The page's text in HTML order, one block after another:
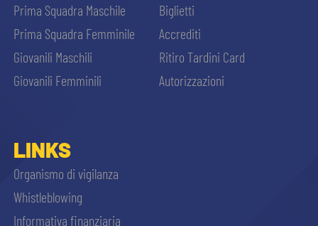
Prima Squadra Maschile
Prima Squadra Femminile
Giovanili Maschili
Giovanili Femminili
Biglietti
Accrediti
Ritiro Tardini Card
Autorizzazioni
LINKS
Organismo di vigilanza
Whistleblowing
Informativa finanziaria